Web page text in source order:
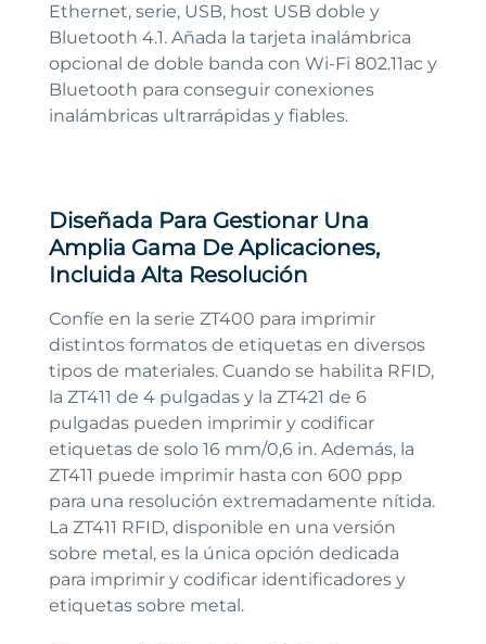
Ethernet, serie, USB, host USB doble y
Bluetooth 4.1. Añada la tarjeta inalámbrica
opcional de doble banda con Wi-Fi 802.11ac y
Bluetooth para conseguir conexiones
inalámbricas ultrarrápidas y fiables.
Diseñada Para Gestionar Una
Amplia Gama De Aplicaciones,
Incluida Alta Resolución
Confíe en la serie ZT400 para imprimir
distintos formatos de etiquetas en diversos
tipos de materiales. Cuando se habilita RFID,
la ZT411 de 4 pulgadas y la ZT421 de 6
pulgadas pueden imprimir y codificar
etiquetas de solo 16 mm/0,6 in. Además, la
ZT411 puede imprimir hasta con 600 ppp
para una resolución extremadamente nítida.
La ZT411 RFID, disponible en una versión
sobre metal, es la única opción dedicada
para imprimir y codificar identificadores y
etiquetas sobre metal.